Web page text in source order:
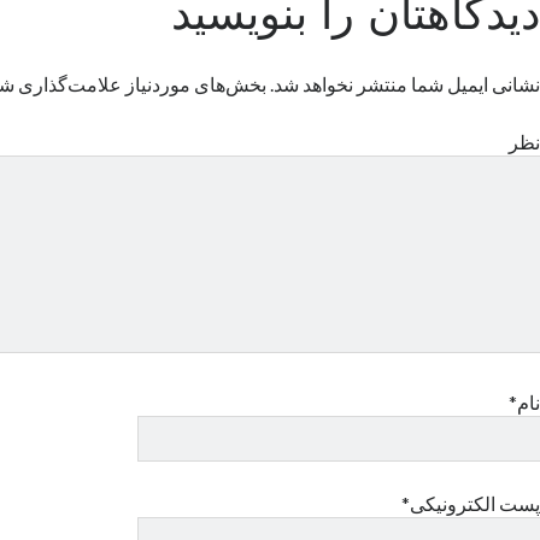
دیدگاهتان را بنویسید
نشانی ایمیل شما منتشر نخواهد شد. بخش‌های موردنیاز علامت‌گذاری
نظر
نام*
پست الکترونیکی*